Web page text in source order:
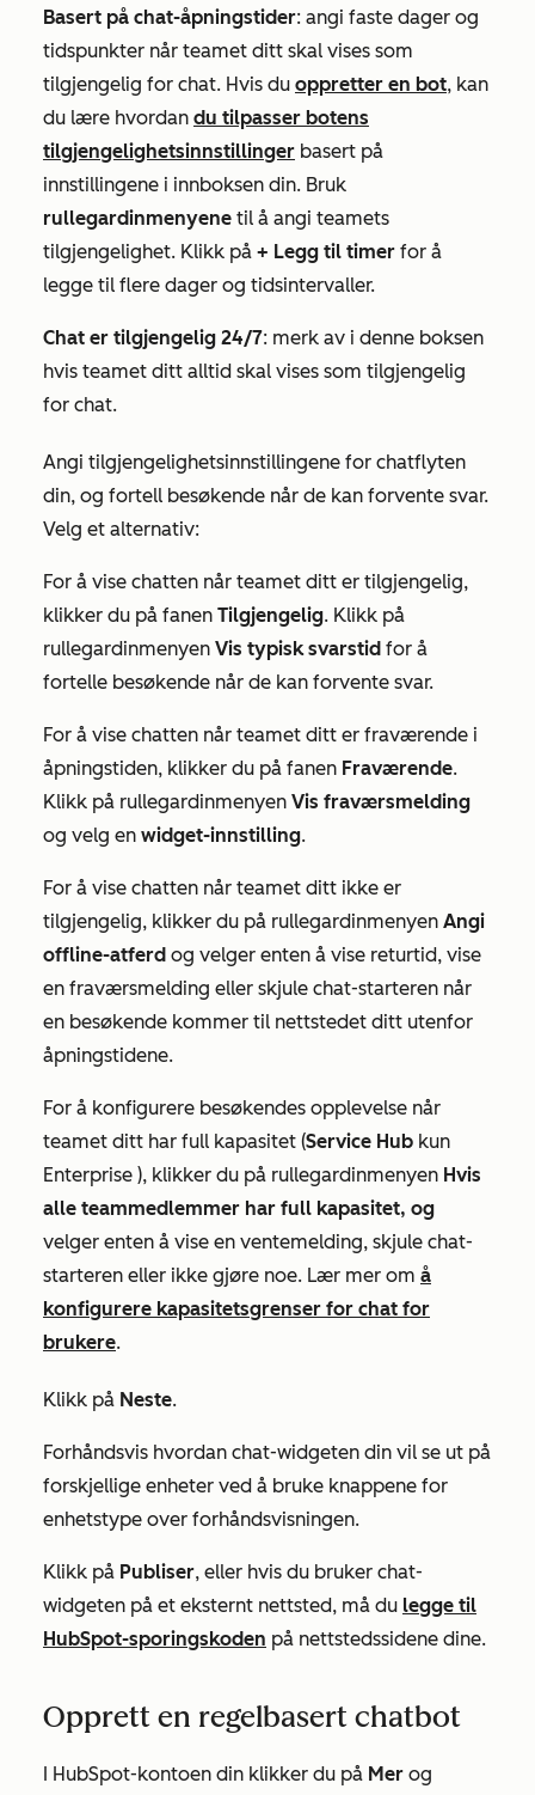
Basert på chat-åpningstider: angi faste dager og
tidspunkter når teamet ditt skal vises som
tilgjengelig for chat. Hvis du oppretter en bot, kan
du lære hvordan du tilpasser botens
tilgjengelighetsinnstillinger basert på
innstillingene i innboksen din. Bruk
rullegardinmenyene til å angi teamets
tilgjengelighet. Klikk på + Legg til timer for å
legge til flere dager og tidsintervaller.
Chat er tilgjengelig 24/7: merk av i denne boksen
hvis teamet ditt alltid skal vises som tilgjengelig
for chat.
Angi tilgjengelighetsinnstillingene for chatflyten
din, og fortell besøkende når de kan forvente svar.
Velg et alternativ:
For å vise chatten når teamet ditt er tilgjengelig,
klikker du på fanen Tilgjengelig. Klikk på
rullegardinmenyen Vis typisk svarstid for å
fortelle besøkende når de kan forvente svar.
For å vise chatten når teamet ditt er fraværende i
åpningstiden, klikker du på fanen Fraværende.
Klikk på rullegardinmenyen Vis fraværsmelding
og velg en widget-innstilling.
For å vise chatten når teamet ditt ikke er
tilgjengelig, klikker du på rullegardinmenyen Angi
offline-atferd og velger enten å vise returtid, vise
en fraværsmelding eller skjule chat-starteren når
en besøkende kommer til nettstedet ditt utenfor
åpningstidene.
For å konfigurere besøkendes opplevelse når
teamet ditt har full kapasitet (Service Hub kun
Enterprise ), klikker du på rullegardinmenyen Hvis
alle teammedlemmer har full kapasitet, og
velger enten å vise en ventemelding, skjule chat-
starteren eller ikke gjøre noe. Lær mer om å
konfigurere kapasitetsgrenser for chat for
brukere.
Klikk på Neste.
Forhåndsvis hvordan chat-widgeten din vil se ut på
forskjellige enheter ved å bruke knappene for
enhetstype over forhåndsvisningen.
Klikk på Publiser, eller hvis du bruker chat-
widgeten på et eksternt nettsted, må du legge til
HubSpot-sporingskoden på nettstedssidene dine.
Opprett en regelbasert chatbot
I HubSpot-kontoen din klikker du på Mer og